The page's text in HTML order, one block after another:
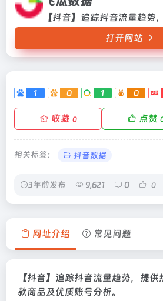
打开网站
1 0 1 0
收藏 0 点赞
相关标签： 抖音数据
3年前发布 9,621 0 0
网址介绍 常见问题
【抖音】追踪抖音流量趋势，提
款商品及优质账号分析。